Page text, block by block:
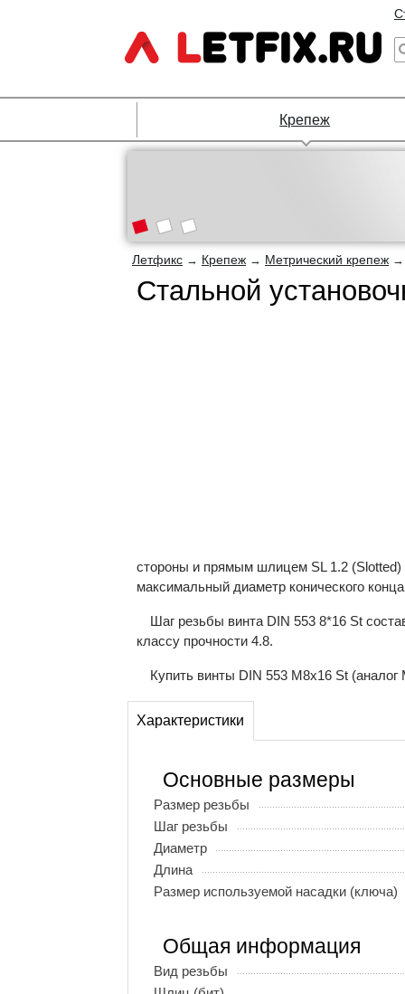
Крепеж
Летфикс → Крепеж → Метрический крепеж
Стальной
стороны и прямым шлицем SL 1.2 (Slotted)
максимальный диаметр конического
Шаг резьбы винта DIN 553 8*16 St
классу прочности 4.8.
Купить винты DIN 553 М8x16 St
Характеристики
Основные размеры
Размер резьбы
Шаг резьбы
Диаметр
Длина
Размер используемой насадки (ключа)
Общая информация
Вид резьбы